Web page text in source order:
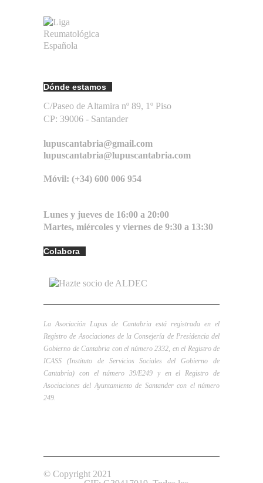
Dónde estamos
C/Paseo de Altamira nº 89, 1º Piso
CP: 39006 - Santander
lupuscantabria@gmail.com
lupuscantabria@lupuscantabria.com
Móvil: (+34) 600 006 954
Lunes y jueves de 16:00 a 20:00
Martes, miércoles y viernes de 9:30 a 13:30
Colabora
La Asociación Lupus de Cantabria está registrada en el
Registro de Asociaciones de la Consejería de Presidencia del
Gobierno de Cantabria con el número 2332, en el Registro de
ICASS (Instituto de Servicios Sociales del Gobierno de
Cantabria) con el número 39/E249 y en el Registro de
Asociaciones del Ayuntamiento de Santander con el número
249.
© Copyright 2021